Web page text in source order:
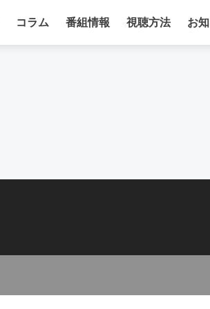
コラム 番組情報 視聴方法 お